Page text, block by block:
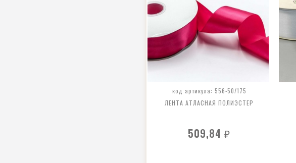
код артикула: 556-50/175
ЛЕНТА АТЛАСНАЯ ПОЛИЭСТЕР
509,84₽